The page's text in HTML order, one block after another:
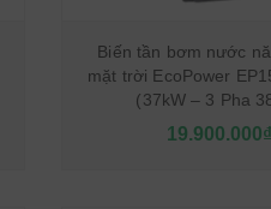
Biến tần bơm nước
mặt trời EcoPower
(37kW – 3 Pha
19.900.000₫